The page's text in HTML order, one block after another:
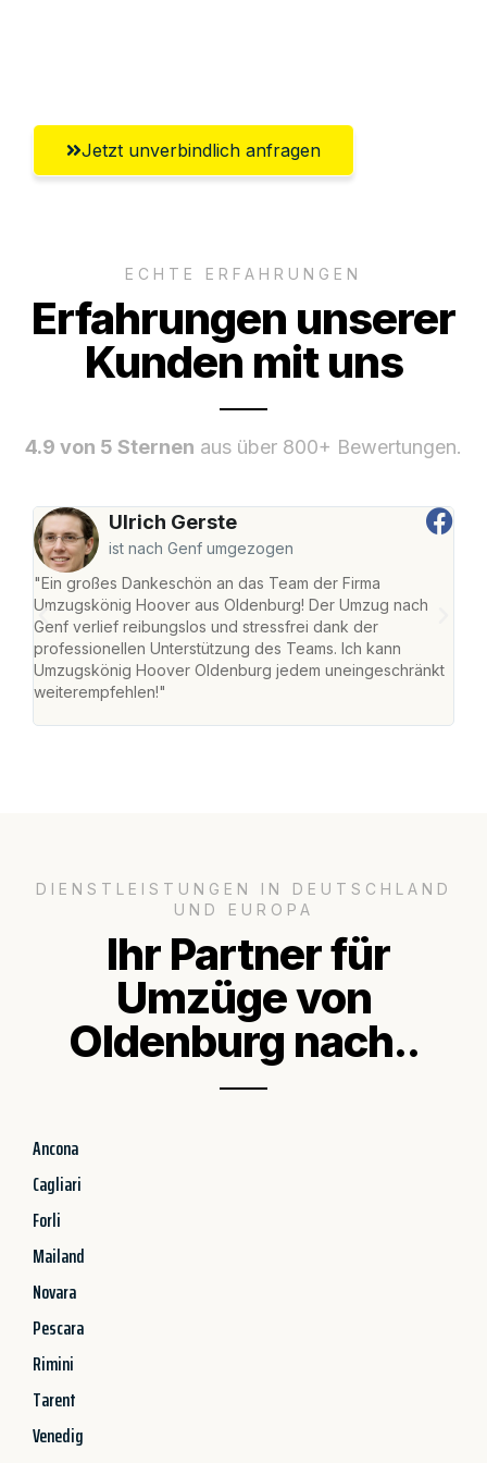
Jetzt unverbindlich anfragen
ECHTE ERFAHRUNGEN
Erfahrungen unserer
Kunden mit uns
4.9 von 5 Sternen aus über 800+ Bewertungen.
Ulrich Gerste
ist nach Genf umgezogen
"Ein großes Dankeschön an das Team der Firma
Umzugskönig Hoover aus Oldenburg! Der Umzug nach
Genf verlief reibungslos und stressfrei dank der
professionellen Unterstützung des Teams. Ich kann
Umzugskönig Hoover Oldenburg jedem uneingeschränkt
weiterempfehlen!"
DIENSTLEISTUNGEN IN DEUTSCHLAND
UND EUROPA
Ihr Partner für
Umzüge von
Oldenburg nach..
Ancona
Cagliari
Forli
Mailand
Novara
Pescara
Rimini
Tarent
Venedig